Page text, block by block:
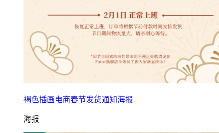
褐色插画电商春节发货通知海报
海报